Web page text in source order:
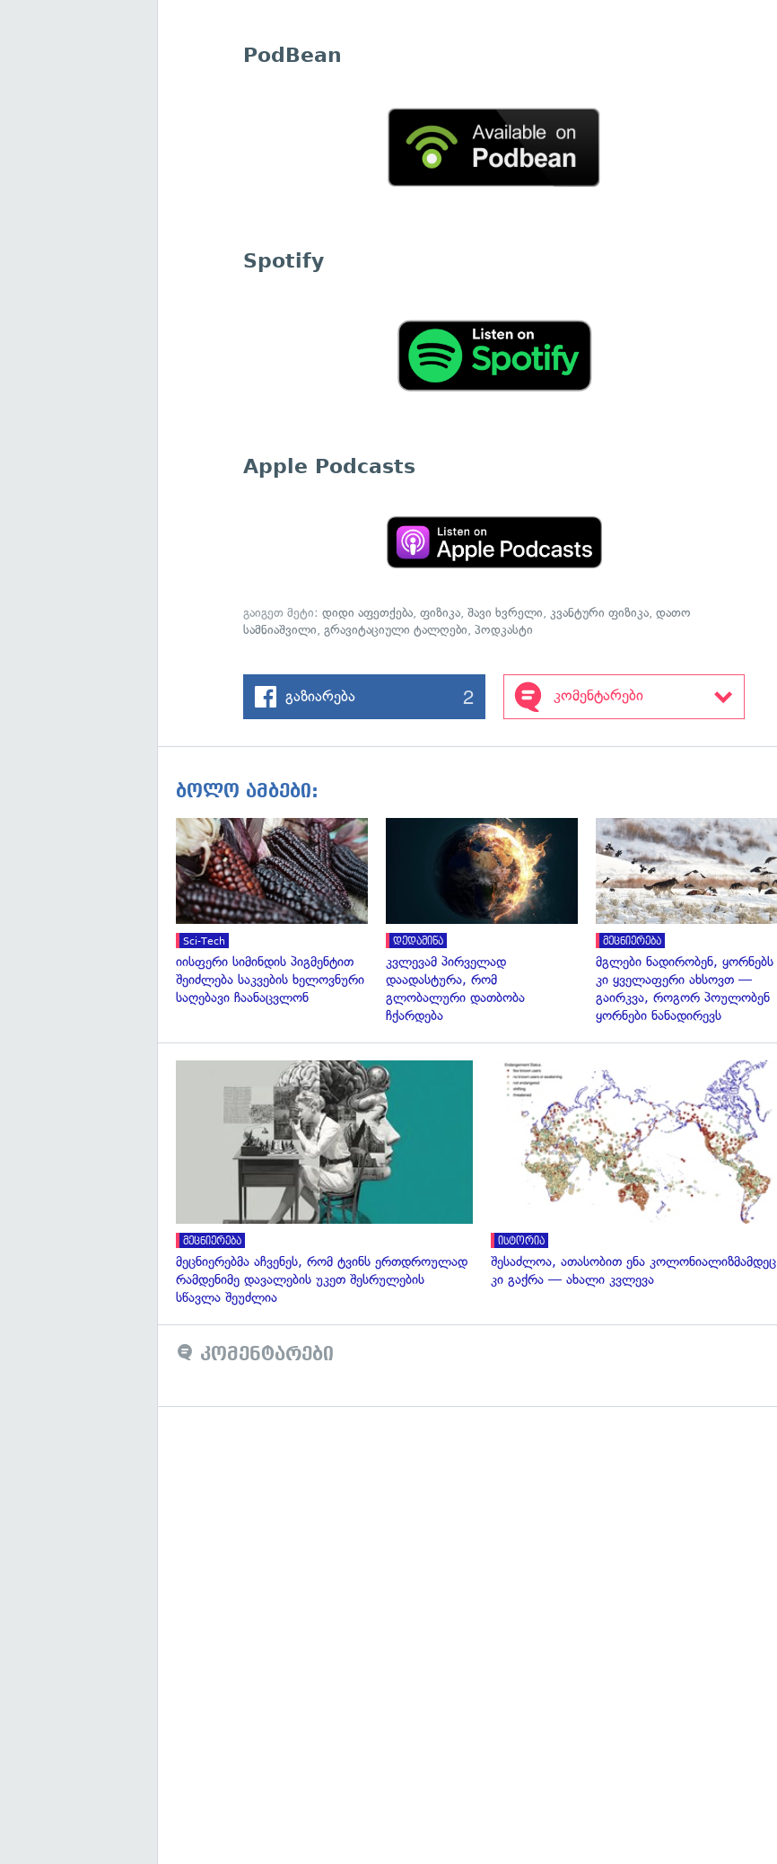
PodBean
Spotify
Apple Podcasts
გაიგეთ მეტი:დიდი აფეთქება,ფიზიკა,შავი ხვრელი,კვანტური ფიზიკა,დათო
სამნიაშვილი,გრავიტაციული ტალღები,პოდკასტი
გაზიარება 2 კომენტარები
ბოლო ამბები:
გადახედვა
Sci-Tech
იისფერი სიმინდის პიგმენტით
შეიძლება საკვების ხელოვნური
საღებავი ჩაანაცვლონ
გადახედვა
დედამიწა
კვლევამ პირველად
დაადასტურა, რომ
გლობალური დათბობა
ჩქარდება
მეცნიერება
მგლები ნადირობენ, ყორნებს
კი ყველაფერი ახსოვთ —
გაირკვა, როგორ პოულობენ
ყორნები ნანადირევს
გადახედვა
მეცნიერება
მეცნიერებმა აჩვენეს, რომ ტვინს ერთდროულად
რამდენიმე დავალების უკეთ შესრულების
სწავლა შეუძლია
ისტორია
შესაძლოა, ათასობით ენა კოლონიალიზმამდეც
კი გაქრა — ახალი კვლევა
კომენტარები